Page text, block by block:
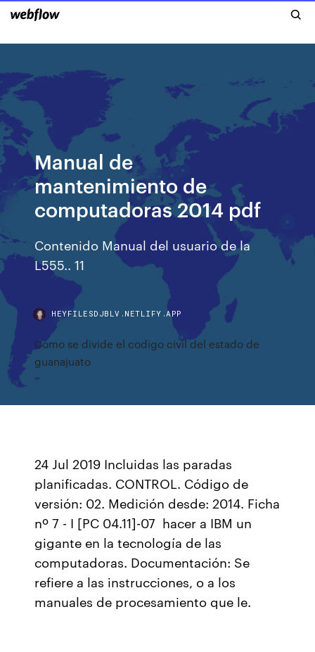
Manual de
mantenimiento de
computadoras 2014 pdf
Contenido Manual del usuario de la
L555.. 11
HEYFILESDJBLV.NETLIFY.APP
Como se divide el codigo civil del estado de
guanajuato
24 Jul 2019 Incluidas las paradas
planificadas. CONTROL. Código de
versión: 02. Medición desde: 2014. Ficha
nº 7 - I [PC 04.11]-07 hacer a IBM un
gigante en la tecnología de las
computadoras. Documentación: Se
refiere a las instrucciones, o a los
manuales de procesamiento que le.